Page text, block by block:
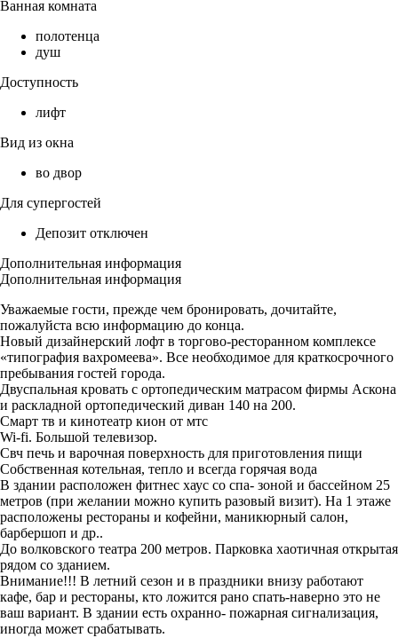
Ванная комната
полотенца
душ
Доступность
лифт
Вид из окна
во двор
Для супергостей
Депозит отключен
Дополнительная информация
Дополнительная информация
Уважаемые гости, прежде чем бронировать, дочитайте,
пожалуйста всю информацию до конца.
Новый дизайнерский лофт в торгово-ресторанном комплексе
«типография вахромеева». Все необходимое для краткосрочного
пребывания гостей города.
Двуспальная кровать с ортопедическим матрасом фирмы Аскона
и раскладной ортопедический диван 140 на 200.
Смарт тв и кинотеатр кион от мтс
Wi-fi. Большой телевизор.
Свч печь и варочная поверхность для приготовления пищи
Собственная котельная, тепло и всегда горячая вода
В здании расположен фитнес хаус со спа- зоной и бассейном 25
метров (при желании можно купить разовый визит). На 1 этаже
расположены рестораны и кофейни, маникюрный салон,
барбершоп и др..
До волковского театра 200 метров. Парковка хаотичная открытая
рядом со зданием.
Внимание!!! В летний сезон и в праздники внизу работают
кафе, бар и рестораны, кто ложится рано спать-наверно это не
ваш вариант. В здании есть охранно- пожарная сигнализация,
иногда может срабатывать.